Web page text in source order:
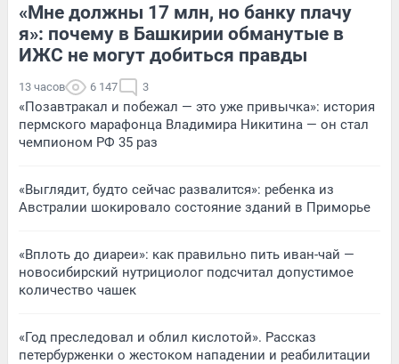
«Мне должны 17 млн, но банку плачу
я»: почему в Башкирии обманутые в
ИЖС не могут добиться правды
13 часов 6 147 3
«Позавтракал и побежал — это уже привычка»: история
пермского марафонца Владимира Никитина — он стал
чемпионом РФ 35 раз
«Выглядит, будто сейчас развалится»: ребенка из
Австралии шокировало состояние зданий в Приморье
«Вплоть до диареи»: как правильно пить иван-чай —
новосибирский нутрициолог подсчитал допустимое
количество чашек
«Год преследовал и облил кислотой». Рассказ
петербурженки о жестоком нападении и реабилитации